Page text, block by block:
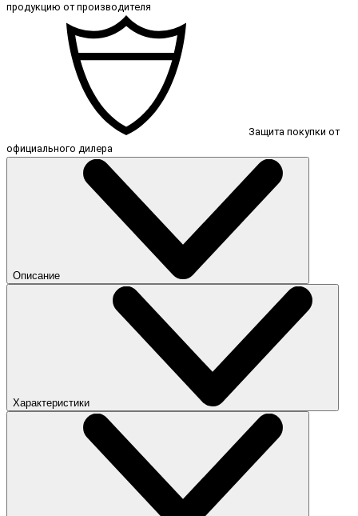
продукцию от производителя
Защита покупки от
официального дилера
Описание
Характеристики